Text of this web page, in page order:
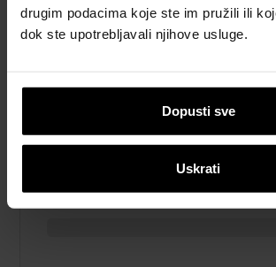
drugim podacima koje ste im pružili ili
dok ste upotrebljavali njihove usluge.
Dopusti sve
Uskrati